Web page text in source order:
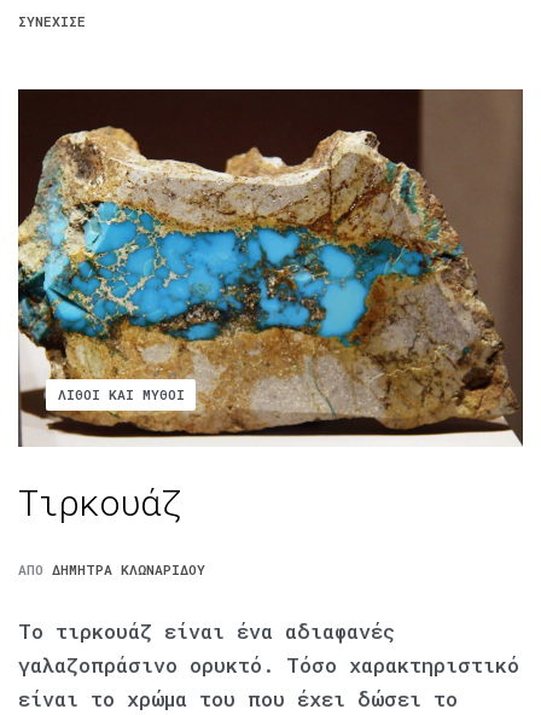
ΣΥΝΈΧΙΣΕ
ΛΊΘΟΙ ΚΑΙ ΜΎΘΟΙ
Τιρκουάζ
ΑΠΌ ΔΉΜΗΤΡΑ ΚΛΩΝΑΡΊΔΟΥ
Το τιρκουάζ είναι ένα αδιαφανές
γαλαζοπράσινο ορυκτό. Τόσο χαρακτηριστικό
είναι το χρώμα του που έχει δώσει το